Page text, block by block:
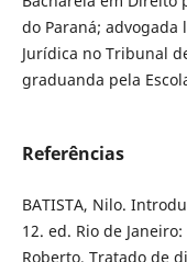
do Paraná; advogada
Jurídica no Tribunal
graduanda pela
Referências
BATISTA, Nilo.
12. ed. Rio de Janeiro:
Roberto. Tratado de